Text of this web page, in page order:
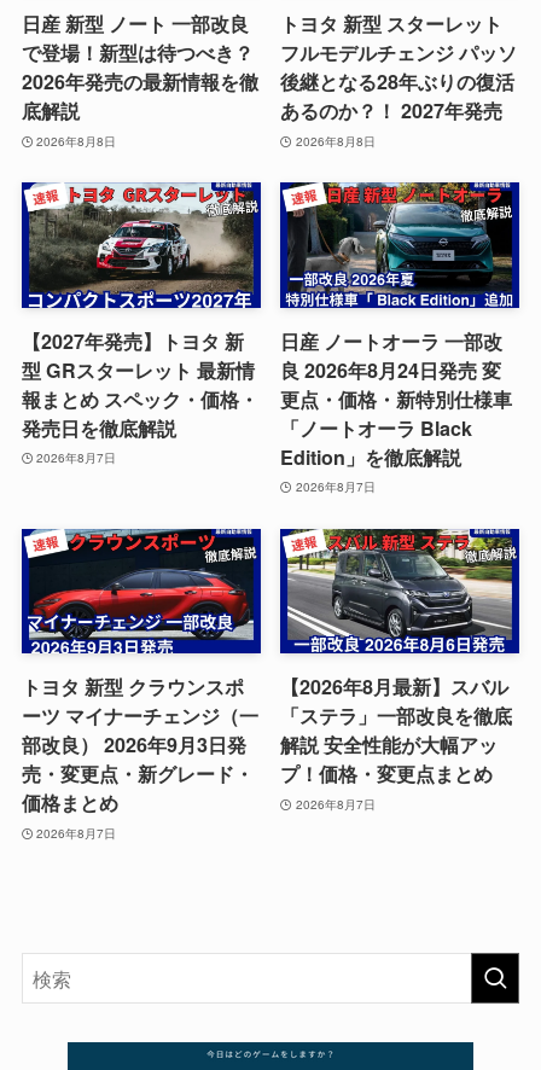
日産 新型 ノート 一部改良
で登場！新型は待つべき？
2026年発売の最新情報を徹
底解説
2026年8月8日
トヨタ 新型 スターレット
フルモデルチェンジ パッソ
後継となる28年ぶりの復活
あるのか？！ 2027年発売
2026年8月8日
【2027年発売】トヨタ 新
型 GRスターレット 最新情
報まとめ スペック・価格・
発売日を徹底解説
2026年8月7日
日産 ノートオーラ 一部改
良 2026年8月24日発売 変
更点・価格・新特別仕様車
「ノートオーラ Black
Edition」を徹底解説
2026年8月7日
トヨタ 新型 クラウンスポ
ーツ マイナーチェンジ（一
部改良） 2026年9月3日発
売・変更点・新グレード・
価格まとめ
2026年8月7日
【2026年8月最新】スバル
「ステラ」一部改良を徹底
解説 安全性能が大幅アッ
プ！価格・変更点まとめ
2026年8月7日